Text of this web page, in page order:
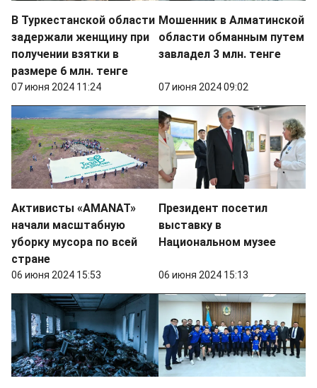
В Туркестанской области
задержали женщину при
получении взятки в
размере 6 млн. тенге
07 июня 2024 11:24
Мошенник в Алматинской
области обманным путем
завладел 3 млн. тенге
07 июня 2024 09:02
Активисты «AMANAT»
начали масштабную
уборку мусора по всей
стране
06 июня 2024 15:53
Президент посетил
выставку в
Национальном музее
06 июня 2024 15:13